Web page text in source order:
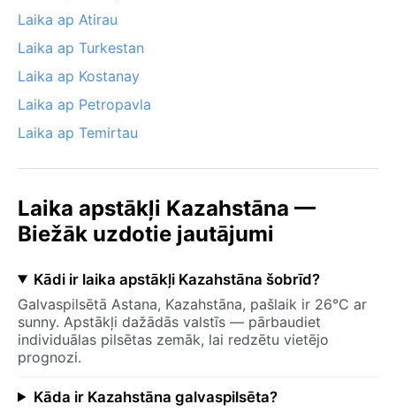
Laika ap Atirau
Laika ap Turkestan
Laika ap Kostanay
Laika ap Petropavla
Laika ap Temirtau
Laika apstākļi Kazahstāna —
Biežāk uzdotie jautājumi
Kādi ir laika apstākļi Kazahstāna šobrīd?
Galvaspilsētā Astana, Kazahstāna, pašlaik ir 26°C ar
sunny. Apstākļi dažādās valstīs — pārbaudiet
individuālas pilsētas zemāk, lai redzētu vietējo
prognozi.
Kāda ir Kazahstāna galvaspilsēta?